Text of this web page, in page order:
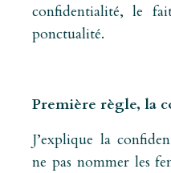
confidentialité, le
ponctualité.
Première règle, la
J’explique la
ne pas nommer les